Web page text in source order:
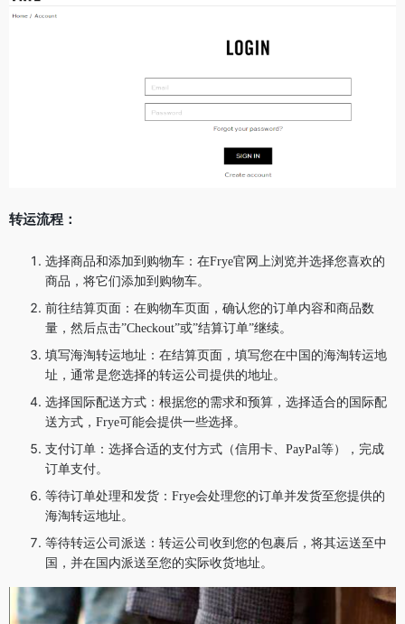
转运流程：
选择商品和添加到购物车：在Frye官网上浏览并选择您喜欢的
商品，将它们添加到购物车。
前往结算页面：在购物车页面，确认您的订单内容和商品数
量，然后点击”Checkout”或”结算订单”继续。
填写海淘转运地址：在结算页面，填写您在中国的海淘转运地
址，通常是您选择的转运公司提供的地址。
选择国际配送方式：根据您的需求和预算，选择适合的国际配
送方式，Frye可能会提供一些选择。
支付订单：选择合适的支付方式（信用卡、PayPal等），完成
订单支付。
等待订单处理和发货：Frye会处理您的订单并发货至您提供的
海淘转运地址。
等待转运公司派送：转运公司收到您的包裹后，将其运送至中
国，并在国内派送至您的实际收货地址。